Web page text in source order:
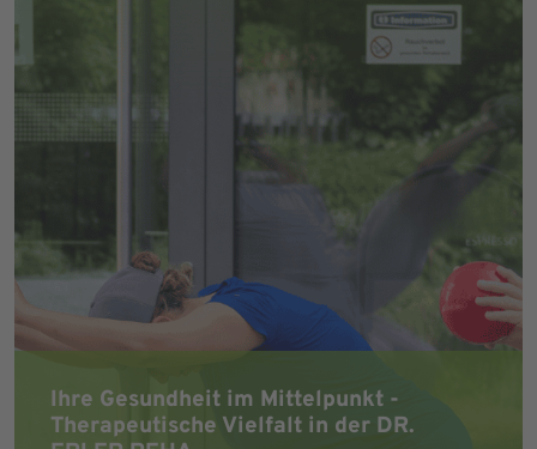
Ihre Gesundheit im Mittelpunkt -
Therapeutische Vielfalt in der DR.